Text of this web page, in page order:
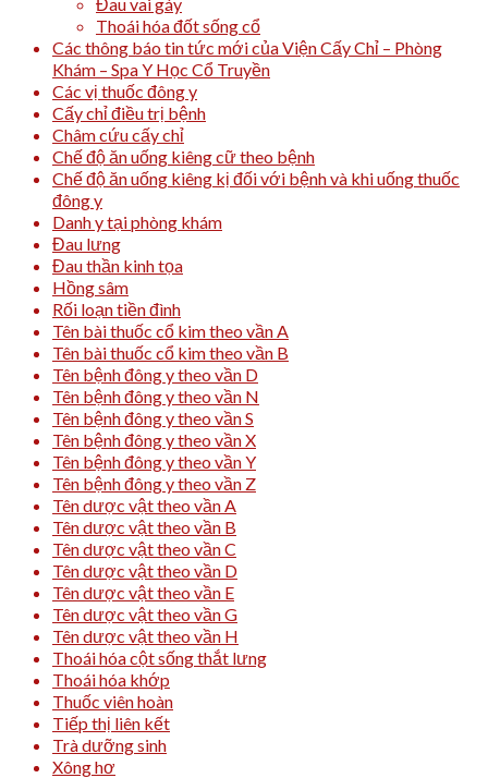
Thoái hóa đốt sống cổ
Các thông báo tin tức mới của Viện Cấy Chỉ – Phòng
Khám – Spa Y Học Cổ Truyền
Các vị thuốc đông y
Cấy chỉ điều trị bệnh
Châm cứu cấy chỉ
Chế độ ăn uống kiêng cữ theo bệnh
Chế độ ăn uống kiêng kị đối với bệnh và khi uống thuốc
đông y
Danh y tại phòng khám
Đau lưng
Đau thần kinh tọa
Hồng sâm
Rối loạn tiền đình
Tên bài thuốc cổ kim theo vần A
Tên bài thuốc cổ kim theo vần B
Tên bệnh đông y theo vần D
Tên bệnh đông y theo vần N
Tên bệnh đông y theo vần S
Tên bệnh đông y theo vần X
Tên bệnh đông y theo vần Y
Tên bệnh đông y theo vần Z
Tên dược vật theo vần A
Tên dược vật theo vần B
Tên dược vật theo vần C
Tên dược vật theo vần D
Tên dược vật theo vần E
Tên dược vật theo vần G
Tên dược vật theo vần H
Thoái hóa cột sống thắt lưng
Thoái hóa khớp
Thuốc viên hoàn
Tiếp thị liên kết
Trà dưỡng sinh
Xông hơ